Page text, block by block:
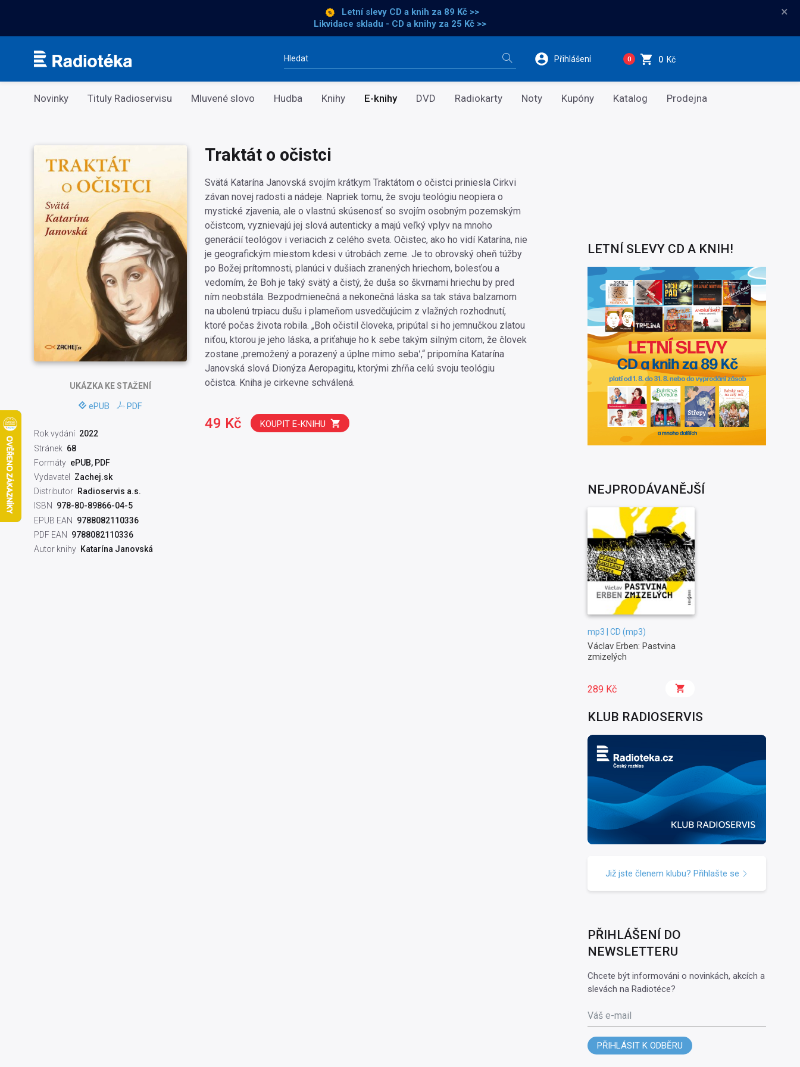
Letní slevy CD a knih za 89 Kč >>
Likvidace skladu - CD a knihy za 25 Kč >>
×
Vyhledávání Přihlášení 0 0 Kč
Kategorie
Novinky Tituly Radioservisu Mluvené slovo Hudba Knihy E-knihy DVD Radiokarty Noty Kupóny Katalog Prodejna
UKÁZKAKE STAŽENÍ
ePUB PDF
Rok vydání 2022
Stránek 68
Formáty ePUB, PDF
Vydavatel
Zachej.sk
Distributor Radioservis a.s.
ISBN
978-80-89866-04-5
EPUB EAN 9788082110336
PDF EAN
9788082110336
Autor knihy Katarína Janovská
Traktát o očistci
Svätá Katarína Janovská svojím krátkym Traktátom o očistci priniesla Cirkvi
závan novej radosti a nádeje. Napriek tomu, že svoju teológiu neopiera o
mystické zjavenia, ale o vlastnú skúsenosť so svojím osobným pozemským
očistcom, vyznievajú jej slová autenticky a majú veľký vplyv na mnoho
generácií teológov i veriacich z celého sveta. Očistec, ako ho vidí Katarína, nie
je geografickým miestom kdesi v útrobách zeme. Je to obrovský oheň túžby
po Božej prítomnosti, planúci v dušiach zranených hriechom, bolesťou a
vedomím, že Boh je taký svätý a čistý, že duša so škvrnami hriechu by pred
ním neobstála. Bezpodmienečná a nekonečná láska sa tak stáva balzamom
na ubolenú trpiacu dušu i plameňom usvedčujúcim z vlažných rozhodnutí,
ktoré počas života robila. „Boh očistil človeka, pripútal si ho jemnučkou zlatou
niťou, ktorou je jeho láska, a priťahuje ho k sebe takým silným citom, že človek
zostane ,premožený a porazený a úplne mimo sebaʻ,“ pripomína Katarína
Janovská slová Dionýza Aeropagitu, ktorými zhŕňa celú svoju teológiu
očistca. Kniha je cirkevne schválená.
49 Kč KOUPIT E-KNIHU
LETNÍ SLEVY CD A KNIH!
NEJPRODÁVANĚJŠÍ
mp3 | CD (mp3)
Václav Erben: Pastvina
zmizelých
289 Kč
KLUB RADIOSERVIS
Již jste členem klubu? Přihlašte se
PŘIHLÁŠENÍ DO
NEWSLETTERU
Chcete být informováni o novinkách, akcích a
slevách na Radiotéce?
Váš e-mail
PŘIHLÁSIT K ODBĚRU